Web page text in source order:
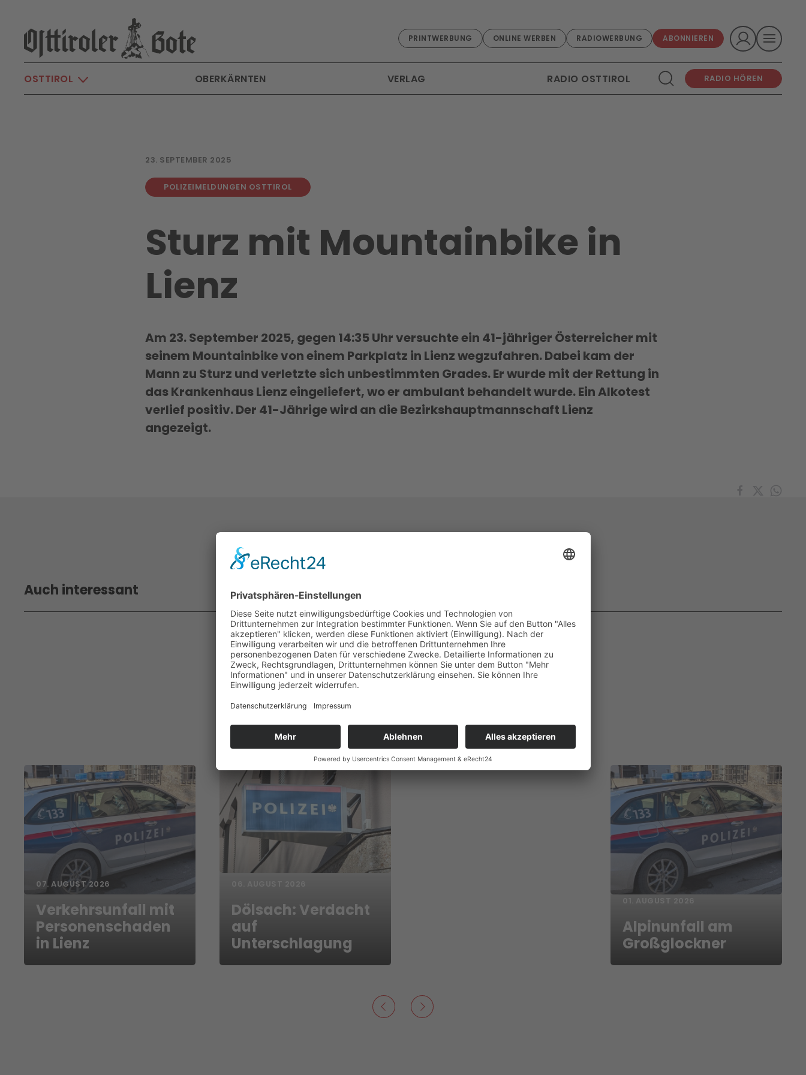
Skip to main content
PRINTWERBUNG ONLINE WERBEN RADIOWERBUNG ABONNIEREN
OSTTIROL OBERKÄRNTEN VERLAG RADIO OSTTIROL RADIO HÖREN
23. SEPTEMBER 2025
POLIZEIMELDUNGEN OSTTIROL
Sturz mit Mountainbike in
Lienz
Am 23. September 2025, gegen 14:35 Uhr versuchte ein 41-jähriger Österreicher mit
seinem Mountainbike von einem Parkplatz in Lienz wegzufahren. Dabei kam der
Mann zu Sturz und verletzte sich unbestimmten Grades. Er wurde mit der Rettung in
das Krankenhaus Lienz eingeliefert, wo er ambulant behandelt wurde. Ein Alkotest
verlief positiv. Der 41-Jährige wird an die Bezirkshauptmannschaft Lienz
angezeigt.
Auch interessant
07. AUGUST 2026
Verkehrsunfall mit
Personenschaden
in Lienz
Dölsach: Verdacht
auf
Unterschlagung
Alpinunfall am
Großglockner